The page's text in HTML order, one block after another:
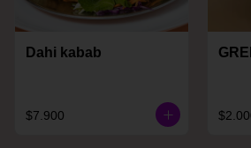
Dahi kabab
$7.900